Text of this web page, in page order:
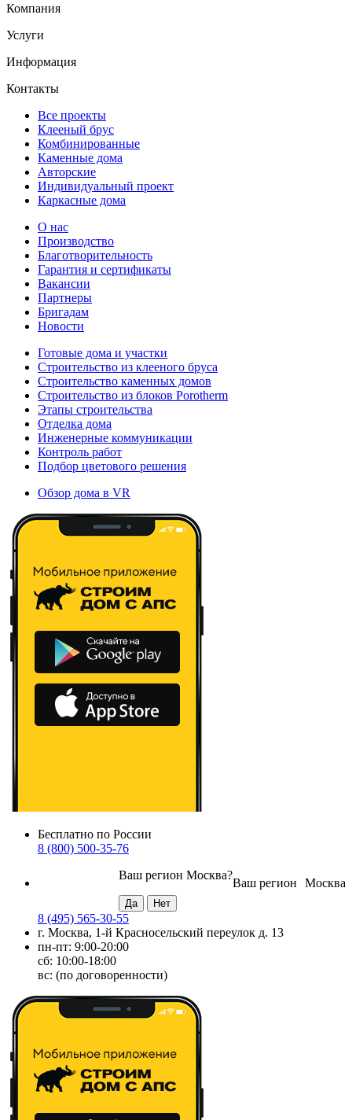
Компания
Услуги
Информация
Контакты
Все проекты
Клееный брус
Комбинированные
Каменные дома
Авторские
Индивидуальный проект
Каркасные дома
О нас
Производство
Благотворительность
Гарантия и сертификаты
Вакансии
Партнеры
Бригадам
Новости
Готовые дома и участки
Строительство из клееного бруса
Строительство каменных домов
Строительство из блоков Porotherm
Этапы строительства
Отделка дома
Инженерные коммуникации
Контроль работ
Подбор цветового решения
Обзор дома в VR
Бесплатно по России
8 (800) 500-35-76
Москва
Ваш регион
Ваш регион Москва?
8 (495) 565-30-55
г. Москва, 1-й Красносельский переулок д. 13
пн-пт: 9:00-20:00
сб: 10:00-18:00
вс: (по договоренности)